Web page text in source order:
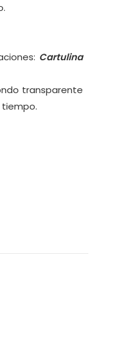
Cartulina
transparente